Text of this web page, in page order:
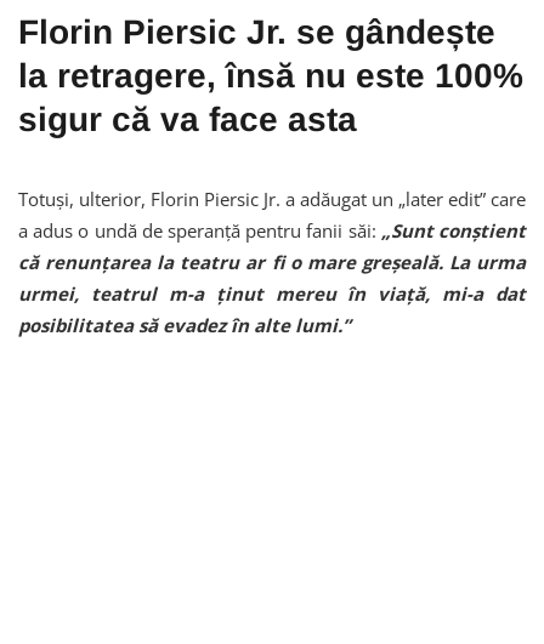
Florin Piersic Jr. se gândește
la retragere, însă nu este 100%
sigur că va face asta
Totuși, ulterior, Florin Piersic Jr. a adăugat un „later edit” care
a adus o undă de speranță pentru fanii săi: „Sunt conștient
că renunțarea la teatru ar fi o mare greșeală. La urma
urmei, teatrul m-a ținut mereu în viață, mi-a dat
posibilitatea să evadez în alte lumi.”